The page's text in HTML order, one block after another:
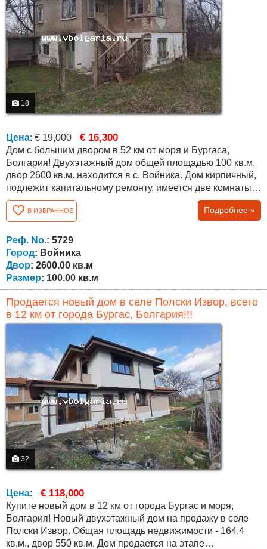
18
Цена: € 19,000 € 16,300
Дом с большим двором в 52 км от моря и Бургаса,
Болгария! Двухэтажный дом общей площадью 100 кв.м.
двор 2600 кв.м. находится в с. Войника. Дом кирпичный,
подлежит капитальному ремонту, имеется две комнаты
на первом этаже и три на втором. Двор с небольшим
уклоном, в конце деревни с прекрасным видом на поля.
Участок огорожен забором - сеткой. Дом расположен в
деревне Войника. В этой местности прекрасная
природа. Это место рекомендуется...
В ИЗБРАННОЕ Подробнее »
Реф. No.: 5729
Город: Войника
Двор: 2600.00 кв.м
Размер: 100.00 кв.м
Продается новый дом в селе Полски Извор, всего
в 12 км от города Бургас, Болгария!!!
32
Цена: € 118,000
Купите новый дом в 12 км от города Бургас и моря,
Болгария! Новый двухэтажный дом на продажу в селе
Полски Извор. Общая площадь недвижимости - 164,4
кв.м., двор 550 кв.м. Дом продается на этапе